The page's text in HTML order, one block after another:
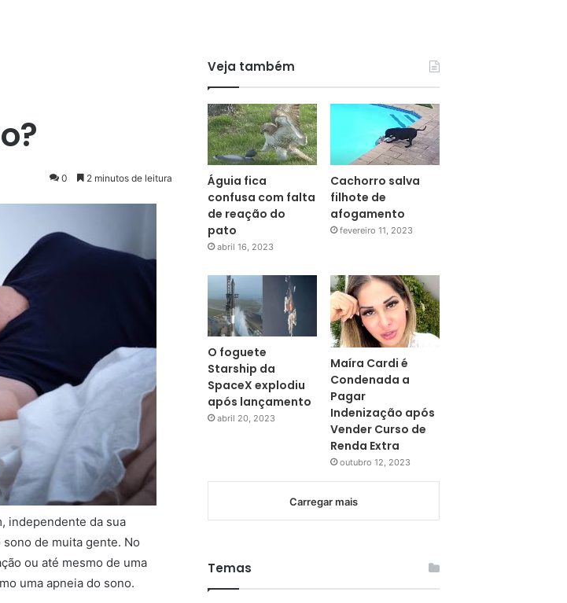
0 2 minutos de leitura
independente da sua
de muita gente. No
ou até mesmo de uma
uma apneia do sono.
Veja também
Águia fica
confusa com falta
de reação do
pato
abril 16, 2023
Cachorro salva
filhote de
afogamento
fevereiro 11, 2023
O foguete
Starship da
SpaceX explodiu
após lançamento
abril 20, 2023
Maíra Cardi é
Condenada a
Pagar
Indenização após
Vender Curso de
Renda Extra
outubro 12, 2023
Carregar mais
Temas